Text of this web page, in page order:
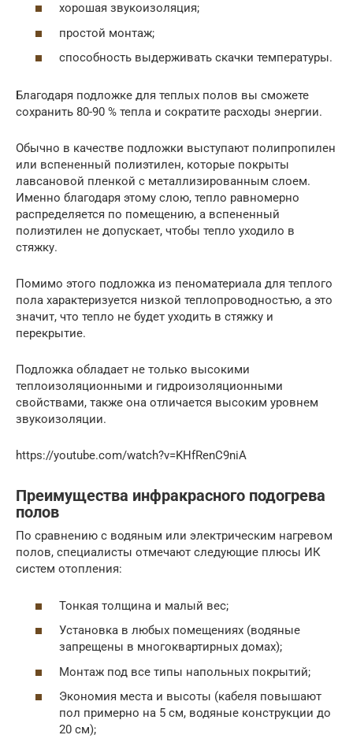
хорошая звукоизоляция;
простой монтаж;
способность выдерживать скачки температуры.
Благодаря подложке для теплых полов вы сможете
сохранить 80-90 % тепла и сократите расходы энергии.
Обычно в качестве подложки выступают полипропилен
или вспененный полиэтилен, которые покрыты
лавсановой пленкой с металлизированным слоем.
Именно благодаря этому слою, тепло равномерно
распределяется по помещению, а вспененный
полиэтилен не допускает, чтобы тепло уходило в
стяжку.
Помимо этого подложка из пеноматериала для теплого
пола характеризуется низкой теплопроводностью, а это
значит, что тепло не будет уходить в стяжку и
перекрытие.
Подложка обладает не только высокими
теплоизоляционными и гидроизоляционными
свойствами, также она отличается высоким уровнем
звукоизоляции.
https://youtube.com/watch?v=KHfRenC9niA
Преимущества инфракрасного подогрева
полов
По сравнению с водяным или электрическим нагревом
полов, специалисты отмечают следующие плюсы ИК
систем отопления:
Тонкая толщина и малый вес;
Установка в любых помещениях (водяные
запрещены в многоквартирных домах);
Монтаж под все типы напольных покрытий;
Экономия места и высоты (кабеля повышают
пол примерно на 5 см, водяные конструкции до
20 см);